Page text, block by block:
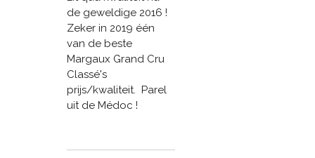
de geweldige 2016 !
Zeker in 2019 één
van de beste
Margaux Grand Cru
Classé's
prijs/kwaliteit. Parel
uit de Médoc !